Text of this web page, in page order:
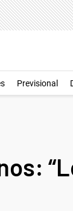
Previsional